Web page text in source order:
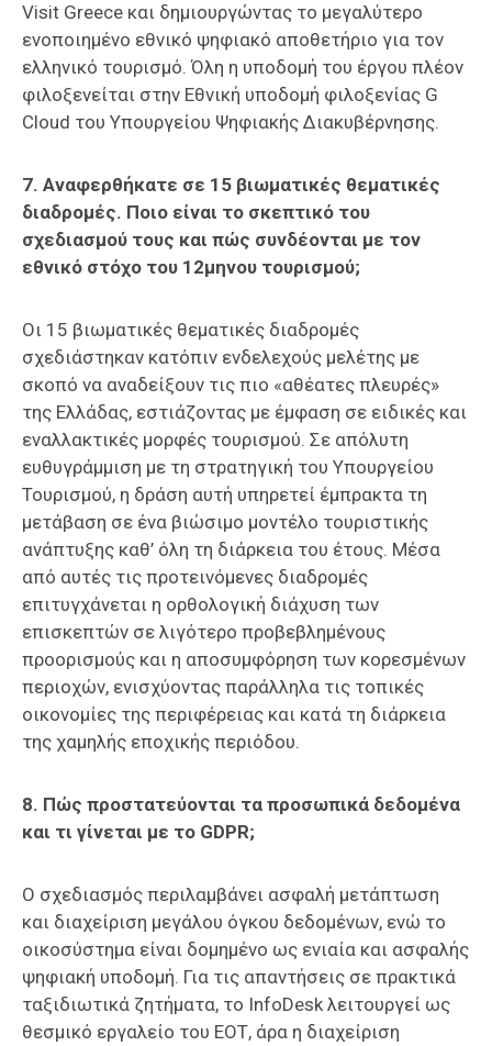
Visit Greece και δημιουργώντας το μεγαλύτερο
ενοποιημένο εθνικό ψηφιακό αποθετήριο για τον
ελληνικό τουρισμό. Όλη η υποδομή του έργου πλέον
φιλοξενείται στην Εθνική υποδομή φιλοξενίας G
Cloud του Υπουργείου Ψηφιακής Διακυβέρνησης.
7. Αναφερθήκατε σε 15 βιωματικές θεματικές
διαδρομές. Ποιο είναι το σκεπτικό του
σχεδιασμού τους και πώς συνδέονται με τον
εθνικό στόχο του 12μηνου τουρισμού;
Οι 15 βιωματικές θεματικές διαδρομές
σχεδιάστηκαν κατόπιν ενδελεχούς μελέτης με
σκοπό να αναδείξουν τις πιο «αθέατες πλευρές»
της Ελλάδας, εστιάζοντας με έμφαση σε ειδικές και
εναλλακτικές μορφές τουρισμού. Σε απόλυτη
ευθυγράμμιση με τη στρατηγική του Υπουργείου
Τουρισμού, η δράση αυτή υπηρετεί έμπρακτα τη
μετάβαση σε ένα βιώσιμο μοντέλο τουριστικής
ανάπτυξης καθ’ όλη τη διάρκεια του έτους. Μέσα
από αυτές τις προτεινόμενες διαδρομές
επιτυγχάνεται η ορθολογική διάχυση των
επισκεπτών σε λιγότερο προβεβλημένους
προορισμούς και η αποσυμφόρηση των κορεσμένων
περιοχών, ενισχύοντας παράλληλα τις τοπικές
οικονομίες της περιφέρειας και κατά τη διάρκεια
της χαμηλής εποχικής περιόδου.
8. Πώς προστατεύονται τα προσωπικά δεδομένα
και τι γίνεται με το GDPR;
Ο σχεδιασμός περιλαμβάνει ασφαλή μετάπτωση
και διαχείριση μεγάλου όγκου δεδομένων, ενώ το
οικοσύστημα είναι δομημένο ως ενιαία και ασφαλής
ψηφιακή υποδομή. Για τις απαντήσεις σε πρακτικά
ταξιδιωτικά ζητήματα, το InfoDesk λειτουργεί ως
θεσμικό εργαλείο του ΕΟΤ, άρα η διαχείριση